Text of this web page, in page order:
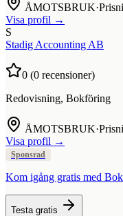
ÅMOTSBRUK·
Visa profil →
S
Stadig Accounting AB
0 (0 recensioner)
Redovisning, Bokföring
ÅMOTSBRUK·
Visa profil →
Sponsrad
Kom igång gratis med
Testa gratis